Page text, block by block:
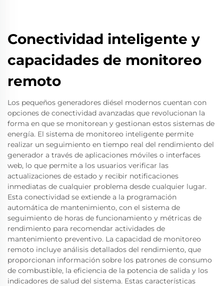
Conectividad inteligente y
capacidades de monitoreo
remoto
Los pequeños generadores diésel modernos cuentan con
opciones de conectividad avanzadas que revolucionan la
forma en que se monitorean y gestionan estos sistemas de
energía. El sistema de monitoreo inteligente permite
realizar un seguimiento en tiempo real del rendimiento del
generador a través de aplicaciones móviles o interfaces
web, lo que permite a los usuarios verificar las
actualizaciones de estado y recibir notificaciones
inmediatas de cualquier problema desde cualquier lugar.
Esta conectividad se extiende a la programación
automática de mantenimiento, con el sistema de
seguimiento de horas de funcionamiento y métricas de
rendimiento para recomendar actividades de
mantenimiento preventivo. La capacidad de monitoreo
remoto incluye análisis detallados del rendimiento, que
proporcionan información sobre los patrones de consumo
de combustible, la eficiencia de la potencia de salida y los
indicadores de salud del sistema. Estas características